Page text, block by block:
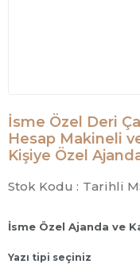
İsme Özel Deri
Hesap Makineli
Kişiye Özel
Stok Kodu : Tarihli
İsme Özel Ajanda ve
Yazı tipi seçiniz